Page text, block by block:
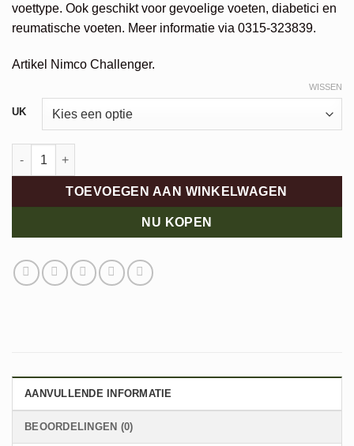
voettype. Ook geschikt voor gevoelige voeten, diabetici en
reumatische voeten. Meer informatie via 0315-323839.
Artikel Nimco Challenger.
UK
WISSEN
Nimco Challenger aantal
TOEVOEGEN AAN WINKELWAGEN
NU KOPEN
Alternative:
AANVULLENDE INFORMATIE
BEOORDELINGEN (0)